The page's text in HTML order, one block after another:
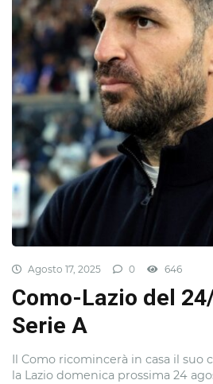
Agosto 17, 2025 0 646
Como-Lazio del
Serie A
Il Como ricomincerà in casa il
la Lazio domenica prossima 24